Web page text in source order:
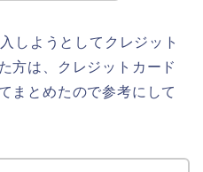
しようとしてクレジット
方は、クレジットカード
まとめたので参考にして